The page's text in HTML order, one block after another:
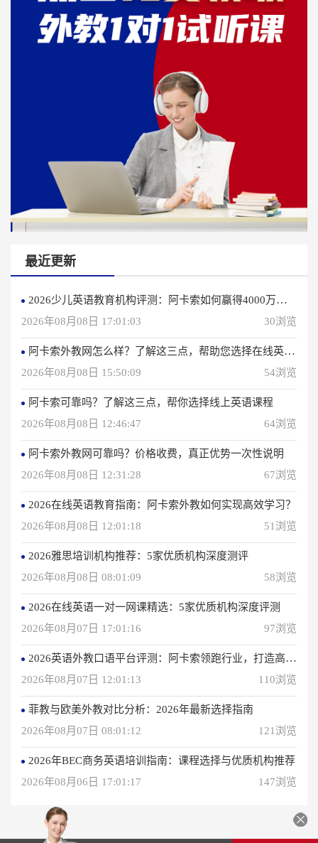
最近更新
2026少儿英语教育机构评测：阿卡索如何赢得4000万用户信赖？
2026年08月08日 17:01:03
30浏览
阿卡索外教网怎么样？了解这三点，帮助您选择在线英语学习方法
2026年08月08日 15:50:09
54浏览
阿卡索可靠吗？了解这三点，帮你选择线上英语课程
2026年08月08日 12:46:47
64浏览
阿卡索外教网可靠吗？价格收费，真正优势一次性说明
2026年08月08日 12:31:28
67浏览
2026在线英语教育指南：阿卡索外教如何实现高效学习？
2026年08月08日 12:01:18
51浏览
2026雅思培训机构推荐：5家优质机构深度测评
2026年08月08日 08:01:09
58浏览
2026在线英语一对一网课精选：5家优质机构深度评测
2026年08月07日 17:01:16
97浏览
2026英语外教口语平台评测：阿卡索领跑行业，打造高效学习体验
2026年08月07日 12:01:13
110浏览
菲教与欧美外教对比分析：2026年最新选择指南
2026年08月07日 08:01:12
121浏览
2026年BEC商务英语培训指南：课程选择与优质机构推荐
2026年08月06日 17:01:17
147浏览